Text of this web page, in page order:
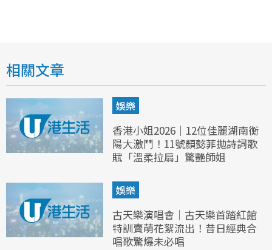
相關文章
娛樂
香港小姐2026｜12位佳麗湖南衡
陽大激鬥！11號顏懿菲拋詩詞歌
賦「溫柔拉扇」驚艷師姐
娛樂
古天樂演唱會｜古天樂首踏紅館
特訓賣萌花絮流出！昔日經典合
唱歌驚爆未必唱